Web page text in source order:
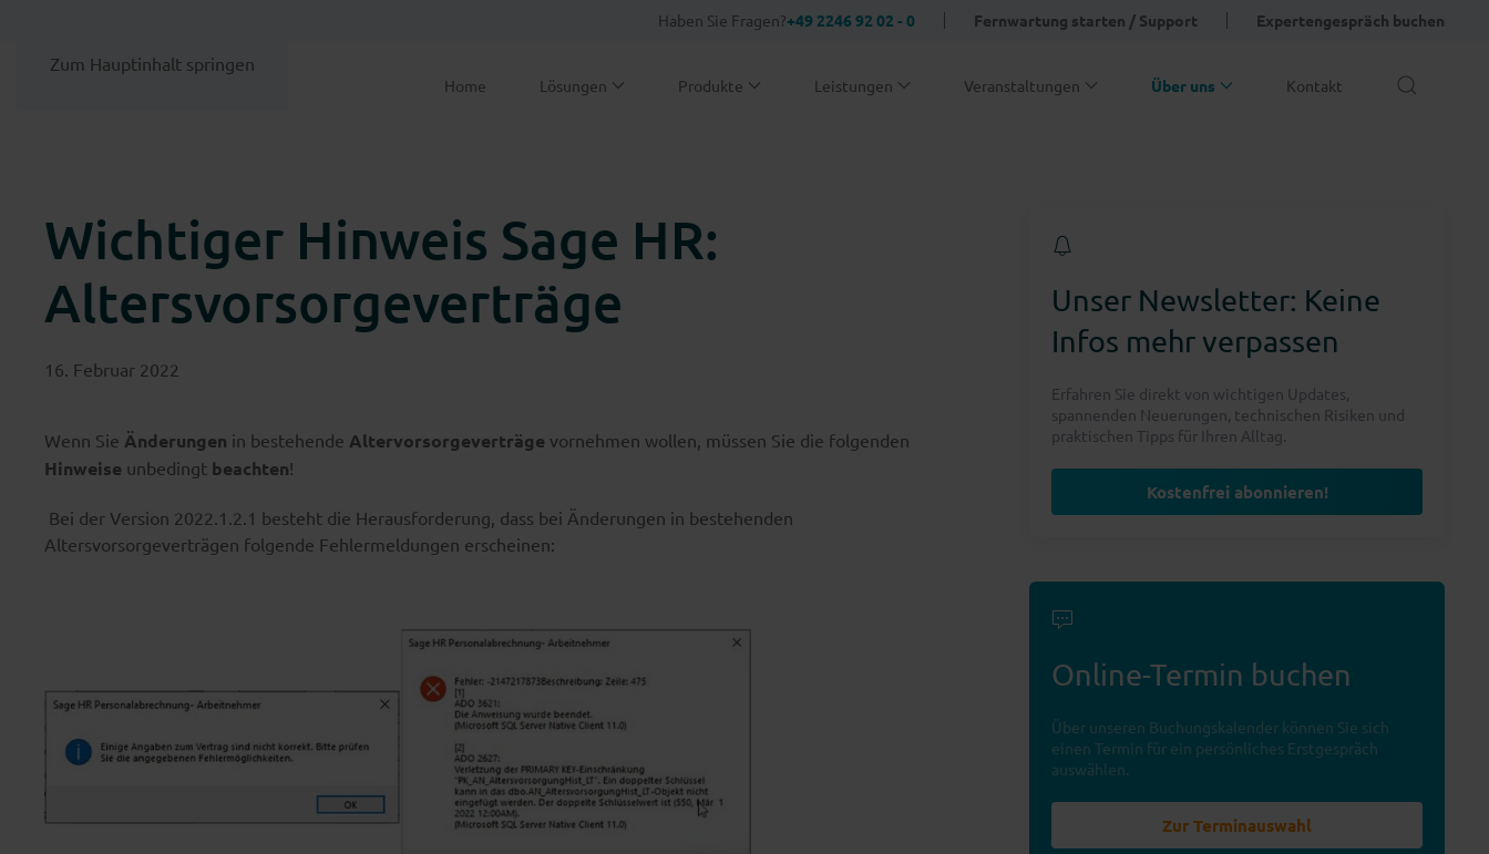
Zum Hauptinhalt springen
Haben Sie Fragen?+49 2246 92 02 - 0 Fernwartung starten / Support Expertengespräch buchen
Home Lösungen Produkte Leistungen Veranstaltungen Über uns Kontakt
Wichtiger Hinweis Sage HR:
Altersvorsorgeverträge
16. Februar 2022
Wenn Sie Änderungen in bestehende Altervorsorgeverträge vornehmen wollen, müssen Sie die folgenden
Hinweise unbedingt beachten!
Bei der Version 2022.1.2.1 besteht die Herausforderung, dass bei Änderungen in bestehenden
Altersvorsorgeverträgen folgende Fehlermeldungen erscheinen:
Unser Newsletter: Keine
Infos mehr verpassen
Erfahren Sie direkt von wichtigen Updates,
spannenden Neuerungen, technischen Risiken und
praktischen Tipps für Ihren Alltag.
Kostenfrei abonnieren!
Online-Termin buchen
Über unseren Buchungskalender können Sie sich
einen Termin für ein persönliches Erstgespräch
auswählen.
Zur Terminauswahl